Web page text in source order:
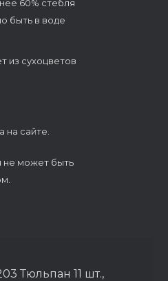
60% стебля
быть в воде
из сухоцветов
на сайте.
не может быть
Тюльпан 11 шт.,